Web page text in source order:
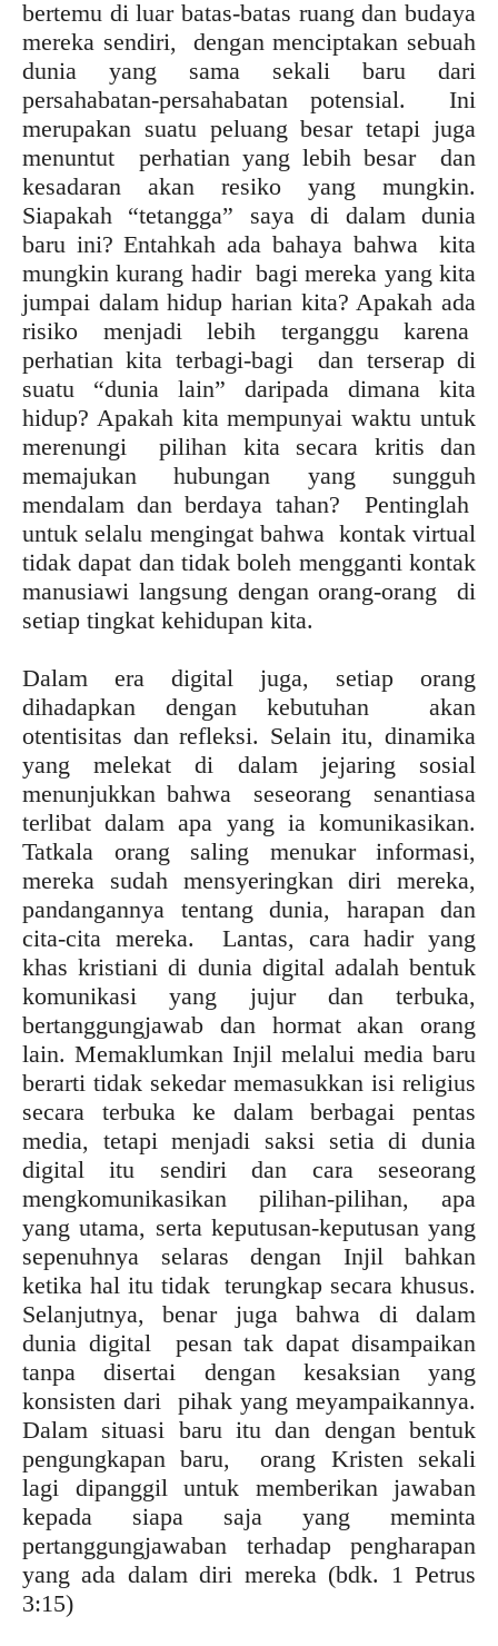
bertemu di luar batas-batas ruang dan budaya
mereka sendiri, dengan menciptakan sebuah
dunia yang sama sekali baru dari
persahabatan-persahabatan potensial. Ini
merupakan suatu peluang besar tetapi juga
menuntut perhatian yang lebih besar dan
kesadaran akan resiko yang mungkin.
Siapakah “tetangga” saya di dalam dunia
baru ini? Entahkah ada bahaya bahwa kita
mungkin kurang hadir bagi mereka yang kita
jumpai dalam hidup harian kita? Apakah ada
risiko menjadi lebih terganggu karena
perhatian kita terbagi-bagi dan terserap di
suatu “dunia lain” daripada dimana kita
hidup? Apakah kita mempunyai waktu untuk
merenungi pilihan kita secara kritis dan
memajukan hubungan yang sungguh
mendalam dan berdaya tahan? Pentinglah
untuk selalu mengingat bahwa kontak virtual
tidak dapat dan tidak boleh mengganti kontak
manusiawi langsung dengan orang-orang di
setiap tingkat kehidupan kita.
Dalam era digital juga, setiap orang
dihadapkan dengan kebutuhan akan
otentisitas dan refleksi. Selain itu, dinamika
yang melekat di dalam jejaring sosial
menunjukkan bahwa seseorang senantiasa
terlibat dalam apa yang ia komunikasikan.
Tatkala orang saling menukar informasi,
mereka sudah mensyeringkan diri mereka,
pandangannya tentang dunia, harapan dan
cita-cita mereka. Lantas, cara hadir yang
khas kristiani di dunia digital adalah bentuk
komunikasi yang jujur dan terbuka,
bertanggungjawab dan hormat akan orang
lain. Memaklumkan Injil melalui media baru
berarti tidak sekedar memasukkan isi religius
secara terbuka ke dalam berbagai pentas
media, tetapi menjadi saksi setia di dunia
digital itu sendiri dan cara seseorang
mengkomunikasikan pilihan-pilihan, apa
yang utama, serta keputusan-keputusan yang
sepenuhnya selaras dengan Injil bahkan
ketika hal itu tidak terungkap secara khusus.
Selanjutnya, benar juga bahwa di dalam
dunia digital pesan tak dapat disampaikan
tanpa disertai dengan kesaksian yang
konsisten dari pihak yang meyampaikannya.
Dalam situasi baru itu dan dengan bentuk
pengungkapan baru, orang Kristen sekali
lagi dipanggil untuk memberikan jawaban
kepada siapa saja yang meminta
pertanggungjawaban terhadap pengharapan
yang ada dalam diri mereka (bdk. 1 Petrus
3:15)